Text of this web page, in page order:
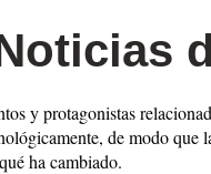
y protagonistas
de modo
ha cambiado.